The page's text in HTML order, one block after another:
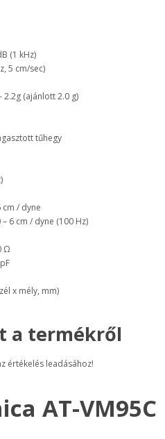
(1 kHz)
5 cm/sec)
(ajánlott 2.0 g)
tűhegy
cm / dyne
6 cm / dyne (100 Hz)
Ω
x mély, mm)
a termékről
értékelés leadásához!
AT-VM95C